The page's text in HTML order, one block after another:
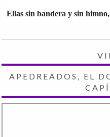
Ellas sin bandera y sin
APEDREADOS, EL